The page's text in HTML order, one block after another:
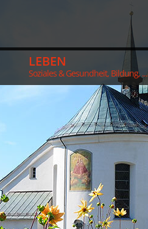
LEBEN
Soziales & Gesundheit, Bildung, ...